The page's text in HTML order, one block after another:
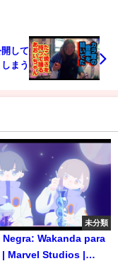
して
しまう
未分類
Negra: Wakanda para
Marvel Studios |